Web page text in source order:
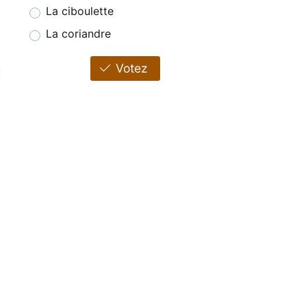
La ciboulette
La coriandre
Votez